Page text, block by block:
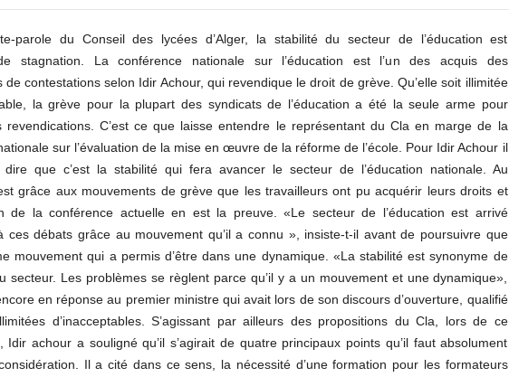
parole du Conseil des lycées d’Alger, la stabilité du secteur de l’éducation est
stagnation. La conférence nationale sur l’éducation est l’un des acquis des
de contestations selon Idir Achour, qui revendique le droit de grève. Qu’elle soit illimitée
la grève pour la plupart des syndicats de l’éducation a été la seule arme pour
revendications. C’est ce que laisse entendre le représentant du Cla en marge de la
sur l’évaluation de la mise en œuvre de la réforme de l’école. Pour Idir Achour il
que c’est la stabilité qui fera avancer le secteur de l’éducation nationale. Au
grâce aux mouvements de grève que les travailleurs ont pu acquérir leurs droits et
de la conférence actuelle en est la preuve. «Le secteur de l’éducation est arrivé
ces débats grâce au mouvement qu’il a connu », insiste-t-il avant de poursuivre que
mouvement qui a permis d’être dans une dynamique. «La stabilité est synonyme de
secteur. Les problèmes se règlent parce qu’il y a un mouvement et une dynamique»,
en réponse au premier ministre qui avait lors de son discours d’ouverture, qualifié
d’inacceptables. S’agissant par ailleurs des propositions du Cla, lors de ce
Idir achour a souligné qu’il s’agirait de quatre principaux points qu’il faut absolument
Il a cité dans ce sens, la nécessité d’une formation pour les formateurs